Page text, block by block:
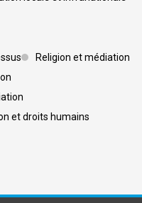
Religion et médiation
et droits humains